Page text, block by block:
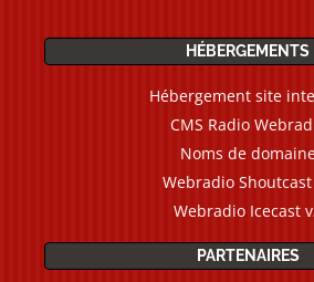
HÉBERGEMENTS
Hébergement site
CMS Radio
Noms de
Webradio
Webradio Icecast
PARTENAIRES